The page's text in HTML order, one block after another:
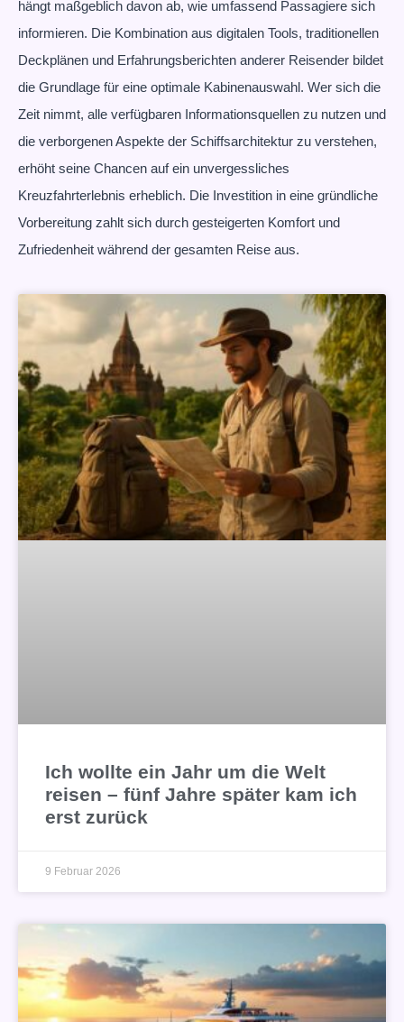
Ich wollte ein Jahr um die Welt
reisen – fünf Jahre später kam ich
erst zurück
9 Februar 2026
hängt maßgeblich davon ab, wie umfassend Passagiere sich
informieren. Die Kombination aus digitalen Tools, traditionellen
Deckplänen und Erfahrungsberichten anderer Reisender bildet
die Grundlage für eine optimale Kabinenauswahl. Wer sich die
Zeit nimmt, alle verfügbaren Informationsquellen zu nutzen und
die verborgenen Aspekte der Schiffsarchitektur zu verstehen,
erhöht seine Chancen auf ein unvergessliches
Kreuzfahrterlebnis erheblich. Die Investition in eine gründliche
Vorbereitung zahlt sich durch gesteigerten Komfort und
Zufriedenheit während der gesamten Reise aus.